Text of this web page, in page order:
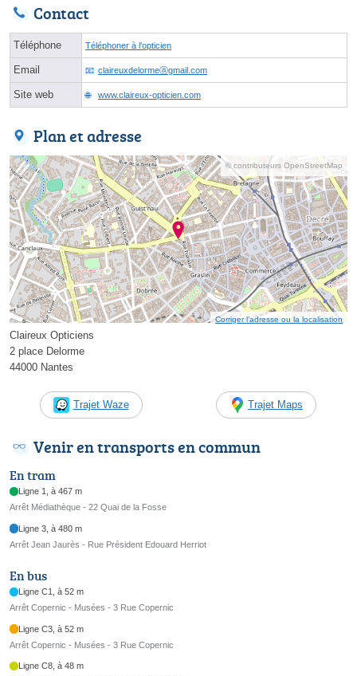
Contact
Téléphone Téléphoner à l'opticien
Email claireuxdelormeⓐgmail.com
Site web www.claireux-opticien.com
Plan et adresse
© contributeurs OpenStreetMap
Corriger l’adresse ou la localisation
Claireux Opticiens
2 place Delorme
44000 Nantes
Trajet Waze Trajet Maps
Venir en transports en commun
En tram
Ligne 1, à 467 m
Arrêt Médiathèque - 22 Quai de la Fosse
Ligne 3, à 480 m
Arrêt Jean Jaurès - Rue Président Edouard Herriot
En bus
Ligne C1, à 52 m
Arrêt Copernic - Musées - 3 Rue Copernic
Ligne C3, à 52 m
Arrêt Copernic - Musées - 3 Rue Copernic
Ligne C8, à 48 m